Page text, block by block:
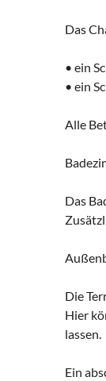
Das
• ein
• ein
Alle
Das
Die
Hier
lassen.
Ein